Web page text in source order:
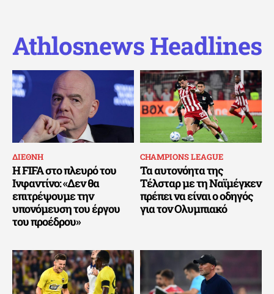
Athlosnews Headlines
ΔΙΕΘΝΗ
Η FIFA στο πλευρό του
Ινφαντίνο: «Δεν θα
επιτρέψουμε την
υπονόμευση του έργου
του προέδρου»
CHAMPIONS LEAGUE
Τα αυτονόητα της
Τέλσταρ με τη Ναϊμέγκεν
πρέπει να είναι ο οδηγός
για τον Ολυμπιακό